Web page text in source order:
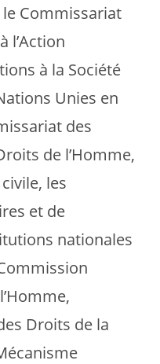
le Commissariat
l’Action
à la Société
Unies en
des
de l’Homme,
les
et de
nationales
Droits de la